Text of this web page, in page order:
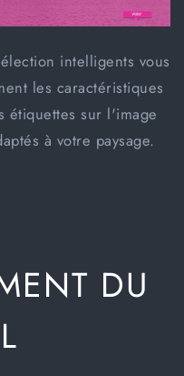
intelligents vous
les caractéristiques
étiquettes sur l'image
à votre paysage.
DU